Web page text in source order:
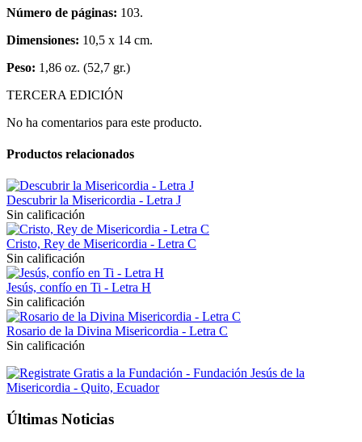
Número de páginas: 103.
Dimensiones: 10,5 x 14 cm.
Peso: 1,86 oz. (52,7 gr.)
TERCERA EDICIÓN
No ha comentarios para este producto.
Productos relacionados
Descubrir la Misericordia - Letra J
Sin calificación
Cristo, Rey de Misericordia - Letra C
Sin calificación
Jesús, confío en Ti - Letra H
Sin calificación
Rosario de la Divina Misericordia - Letra C
Sin calificación
Últimas Noticias